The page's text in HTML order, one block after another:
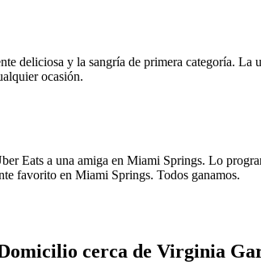
deliciosa y la sangría de primera categoría.
ocasión.
Eats a una amiga en Miami Springs. Lo
favorito en Miami Springs. Todos ganamos.
cerca de Virginia